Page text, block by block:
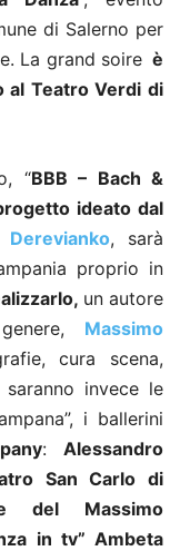
di Salerno per
La grand soire è
al Teatro Verdi di
“BBB – Bach &
ideato dal
, sarà
proprio in
un autore
Massimo
cura scena,
saranno invece le
i ballerini
: Alessandro
San Carlo di
del Massimo
in tv” Ambeta